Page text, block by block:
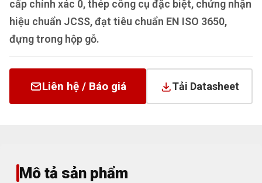
cấp chính xác 0, thép công cụ đặc biệt, chứng nhận
hiệu chuẩn JCSS, đạt tiêu chuẩn EN ISO 3650,
đựng trong hộp gỗ.
Liên hệ / Báo giá Tải Datasheet
Mô tả sản phẩm